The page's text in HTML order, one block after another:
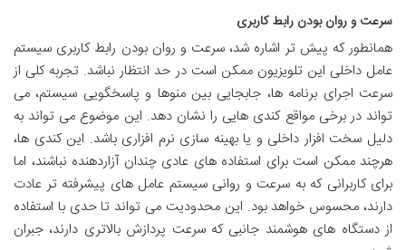
سرعت و روان بودن رابط کاربری
همانطور که پیش تر اشاره شد، سرعت و روان بودن رابط کاربری سیستم
عامل داخلی این تلویزیون ممکن است در حد انتظار نباشد. تجربه کلی از
سرعت اجرای برنامه ها، جابجایی بین منوها و پاسخگویی سیستم، می
تواند در برخی مواقع کندی هایی را نشان دهد. این موضوع می تواند به
دلیل سخت افزار داخلی و یا بهینه سازی نرم افزاری باشد. این کندی ها،
هرچند ممکن است برای استفاده های عادی چندان آزاردهنده نباشند، اما
برای کاربرانی که به سرعت و روانی سیستم عامل های پیشرفته تر عادت
دارند، محسوس خواهد بود. این محدودیت می تواند تا حدی با استفاده
از دستگاه های هوشمند جانبی که سرعت پردازش بالاتری دارند، جبران